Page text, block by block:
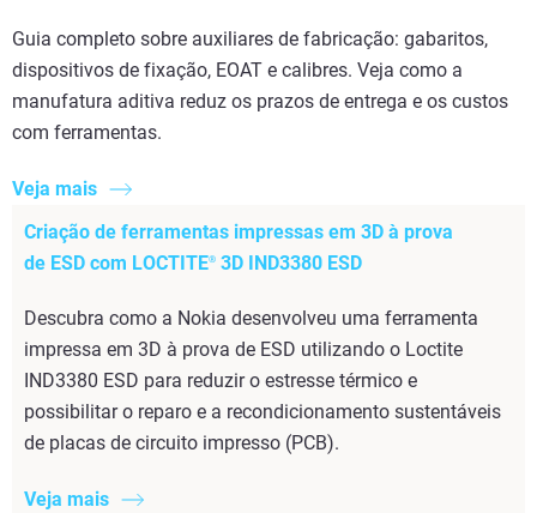
Guia completo sobre auxiliares de fabricação: gabaritos,
dispositivos de fixação, EOAT e calibres. Veja como a
manufatura aditiva reduz os prazos de entrega e os custos
com ferramentas.
Veja mais
Criação de ferramentas impressas em 3D à prova
de ESD com LOCTITE® 3D IND3380 ESD
Descubra como a Nokia desenvolveu uma ferramenta
impressa em 3D à prova de ESD utilizando o Loctite
IND3380 ESD para reduzir o estresse térmico e
possibilitar o reparo e a recondicionamento sustentáveis
de placas de circuito impresso (PCB).
Veja mais